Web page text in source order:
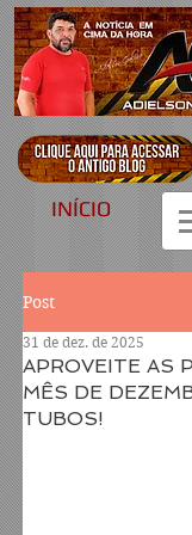
INÍCIO
Post
APROVEITE AS
MÊS DE
TUBOS!
31 de dez. de 2025